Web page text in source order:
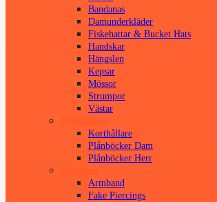
Bandanas
Damunderkläder
Fiskehattar & Bucket Hats
Handskar
Hängslen
Kepsar
Mössor
Strumpor
Västar
Korthållare
Plånböcker Dam
Plånböcker Herr
Armband
Fake Piercings